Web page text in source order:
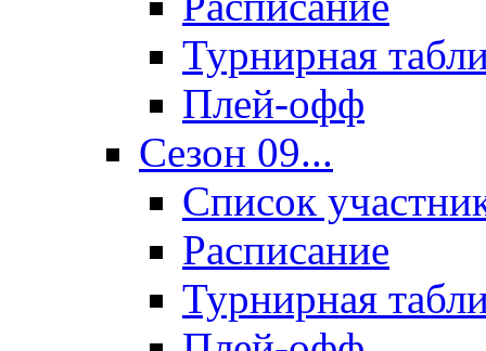
Турнирная
Плей-офф
Сезон 09...
Список
Расписание
Турнирная